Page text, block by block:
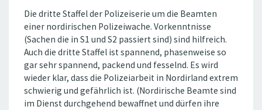
Die dritte Staffel der Polizeiserie um die Beamten
einer nordirischen Polizeiwache. Vorkenntnisse
(Sachen die in S1 und S2 passiert sind) sind hilfreich.
Auch die dritte Staffel ist spannend, phasenweise so
gar sehr spannend, packend und fesselnd. Es wird
wieder klar, dass die Polizeiarbeit in Nordirland extrem
schwierig und gefährlich ist. (Nordirische Beamte sind
im Dienst durchgehend bewaffnet und dürfen ihre